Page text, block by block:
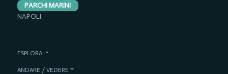
PARCHI MARINI
NAPOLI
ESPLORA
ANDARE / VEDERE